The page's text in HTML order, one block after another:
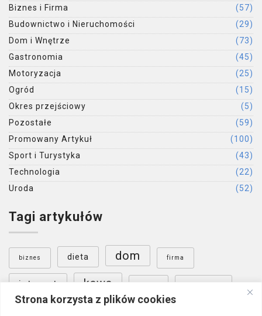
Strona korzysta z plików cookies
Biznes i Firma
(57)
Budownictwo i Nieruchomości
(29)
Dom i Wnętrze
(73)
Gastronomia
(45)
Motoryzacja
(25)
Ogród
(15)
Okres przejściowy
(5)
Pozostałe
(59)
Promowany Artykuł
(100)
Sport i Turystyka
(43)
Technologia
(22)
Uroda
(52)
Tagi artykułów
biznes dieta dom firma
internet kawa